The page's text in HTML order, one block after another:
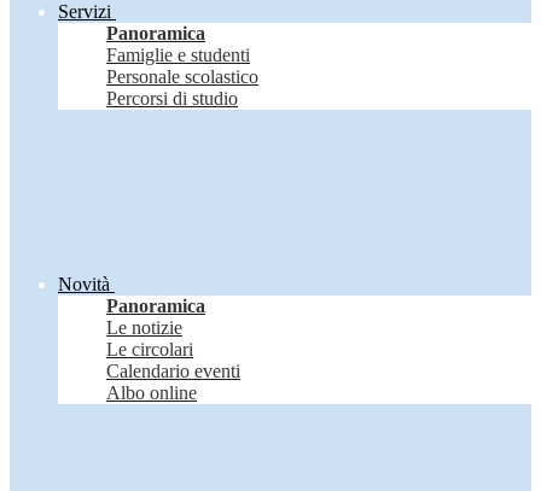
Servizi
Panoramica
Famiglie e studenti
Personale scolastico
Percorsi di studio
Novità
Panoramica
Le notizie
Le circolari
Calendario eventi
Albo online